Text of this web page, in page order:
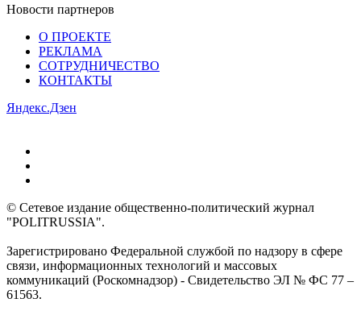
Новости партнеров
О ПРОЕКТЕ
РЕКЛАМА
СОТРУДНИЧЕСТВО
КОНТАКТЫ
Яндекс.Дзен
© Сетевое издание общественно-политический журнал
"POLITRUSSIA".
Зарегистрировано Федеральной службой по надзору в сфере
связи, информационных технологий и массовых
коммуникаций (Роскомнадзор) - Свидетельство ЭЛ № ФС 77 –
61563.